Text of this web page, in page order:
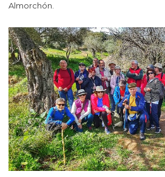
Almorchón.